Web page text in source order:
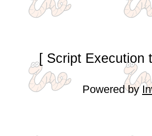
[ Script
Powered by